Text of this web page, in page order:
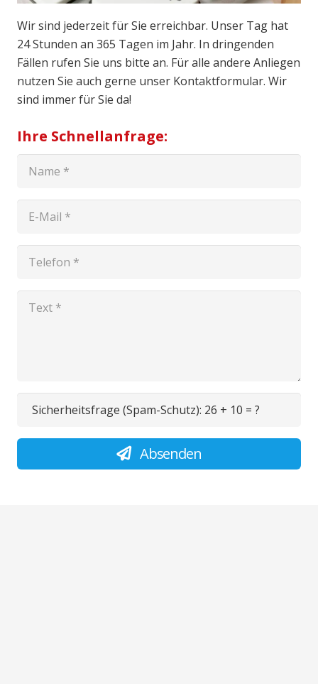
Wir sind jederzeit für Sie erreichbar. Unser Tag hat
24 Stunden an 365 Tagen im Jahr. In dringenden
Fällen rufen Sie uns bitte an. Für alle andere Anliegen
nutzen Sie auch gerne unser Kontaktformular. Wir
sind immer für Sie da!
Ihre Schnellanfrage:
Sicherheitsfrage (Spam-Schutz): 26 + 10 = ?
Absenden